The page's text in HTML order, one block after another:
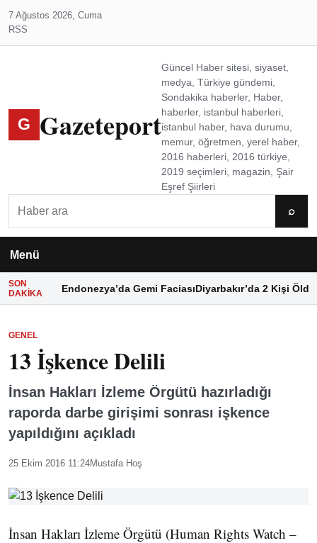
7 Ağustos 2026, Cuma
RSS
G Gazeteport
Güncel Haber sitesi, siyaset,
medya, Türkiye gündemi,
Sondakika haberler, Haber,
haberler, istanbul haberleri,
istanbul haber, hava durumu,
memur, öğretmen, yerel haber,
2016 haberleri, 2016 türkiye,
2019 seçimleri, magazin, Şair
Eşref Şiirleri
⌕
Menü
SON
DAKIKA
Endonezya’da Gemi FaciasıDiyarbakır’da 2 Kişi Öldü
GENEL
13 İşkence Delili
İnsan Hakları İzleme Örgütü hazırladığı
raporda darbe girişimi sonrası işkence
yapıldığını açıkladı
25 Ekim 2016 11:24Mustafa Hoş
İnsan Hakları İzleme Örgütü (Human Rights Watch –